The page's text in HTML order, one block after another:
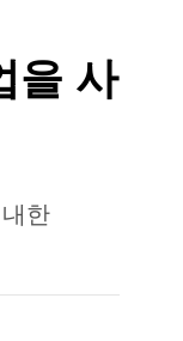
을 사
한